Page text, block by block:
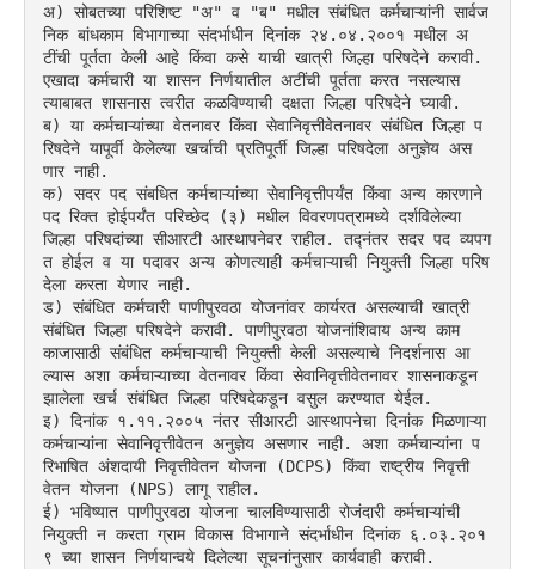
अ) सोबतच्या परिशिष्ट "अ" व "ब" मधील संबंधित कर्मचाऱ्यांनी सार्वज
निक बांधकाम विभागाच्या संदर्भाधीन दिनांक २४.०४.२००१ मधील अ
टींची पूर्तता केली आहे किंवा कसे याची खात्री जिल्हा परिषदेने करावी.
एखादा कर्मचारी या शासन निर्णयातील अटींची पूर्तता करत नसल्यास
त्याबाबत शासनास त्वरीत कळविण्याची दक्षता जिल्हा परिषदेने घ्यावी.
ब) या कर्मचाऱ्यांच्या वेतनावर किंवा सेवानिवृत्तीवेतनावर संबंधित जिल्हा प
रिषदेने यापूर्वी केलेल्या खर्चाची प्रतिपूर्ती जिल्हा परिषदेला अनुज्ञेय अस
णार नाही.
क) सदर पद संबधित कर्मचाऱ्यांच्या सेवानिवृत्तीपर्यंत किंवा अन्य कारणाने
पद रिक्त होईपर्यंत परिच्छेद (३) मधील विवरणपत्रामध्ये दर्शविलेल्या
जिल्हा परिषदांच्या सीआरटी आस्थापनेवर राहील. तद्नंतर सदर पद व्यपग
त होईल व या पदावर अन्य कोणत्याही कर्मचाऱ्याची नियुक्ती जिल्हा परिष
देला करता येणार नाही.
ड) संबंधित कर्मचारी पाणीपुरवठा योजनांवर कार्यरत असल्याची खात्री
संबंधित जिल्हा परिषदेने करावी. पाणीपुरवठा योजनांशिवाय अन्य काम
काजासाठी संबंधित कर्मचाऱ्याची नियुक्ती केली असल्याचे निदर्शनास आ
ल्यास अशा कर्मचाऱ्याच्या वेतनावर किंवा सेवानिवृत्तीवेतनावर शासनाकडून
झालेला खर्च संबंधित जिल्हा परिषदेकडून वसुल करण्यात येईल.
इ) दिनांक १.११.२००५ नंतर सीआरटी आस्थापनेचा दिनांक मिळणाऱ्या
कर्मचाऱ्यांना सेवानिवृत्तीवेतन अनुज्ञेय असणार नाही. अशा कर्मचाऱ्यांना प
रिभाषित अंशदायी निवृत्तीवेतन योजना (DCPS) किंवा राष्ट्रीय निवृत्ती
वेतन योजना (NPS) लागू राहील.
ई) भविष्यात पाणीपुरवठा योजना चालविण्यासाठी रोजंदारी कर्मचाऱ्यांची
नियुक्ती न करता ग्राम विकास विभागाने संदर्भाधीन दिनांक ६.०३.२०१
९ च्या शासन निर्णयान्वये दिलेल्या सूचनांनुसार कार्यवाही करावी.